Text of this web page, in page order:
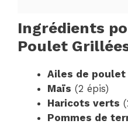
Ingrédients
Poulet
Ailes de poulet
Maïs (2 épis)
Haricots verts
Pommes de